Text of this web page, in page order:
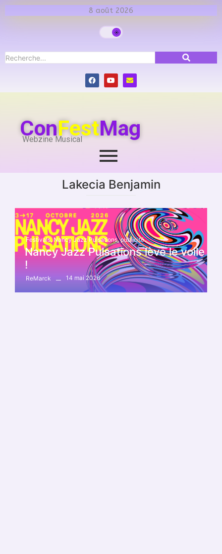
8 août 2026
ConFestMag
Webzine Musical
Lakecia Benjamin
Festivals, Nancy Jazz Pulsations, publicité
Nancy Jazz Pulsations lève le voile
!
ReMarck 14 mai 2026